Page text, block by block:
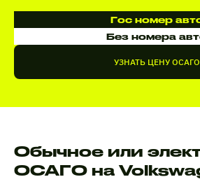
Гос номер
Без номера
УЗНАТЬ ЦЕНУ ОСАГО
Обычное или
ОСАГО на